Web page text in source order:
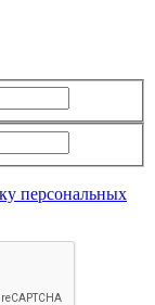
персональных